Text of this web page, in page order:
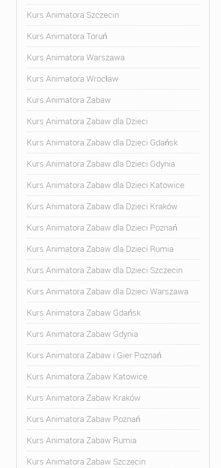
Kurs Animatora Szczecin
Kurs Animatora Toruń
Kurs Animatora Warszawa
Kurs Animatora Wrocław
Kurs Animatora Zabaw
Kurs Animatora Zabaw dla Dzieci
Kurs Animatora Zabaw dla Dzieci Gdańsk
Kurs Animatora Zabaw dla Dzieci Gdynia
Kurs Animatora Zabaw dla Dzieci Katowice
Kurs Animatora Zabaw dla Dzieci Kraków
Kurs Animatora Zabaw dla Dzieci Poznań
Kurs Animatora Zabaw dla Dzieci Rumia
Kurs Animatora Zabaw dla Dzieci Szczecin
Kurs Animatora Zabaw dla Dzieci Warszawa
Kurs Animatora Zabaw Gdańsk
Kurs Animatora Zabaw Gdynia
Kurs Animatora Zabaw i Gier Poznań
Kurs Animatora Zabaw Katowice
Kurs Animatora Zabaw Kraków
Kurs Animatora Zabaw Poznań
Kurs Animatora Zabaw Rumia
Kurs Animatora Zabaw Szczecin